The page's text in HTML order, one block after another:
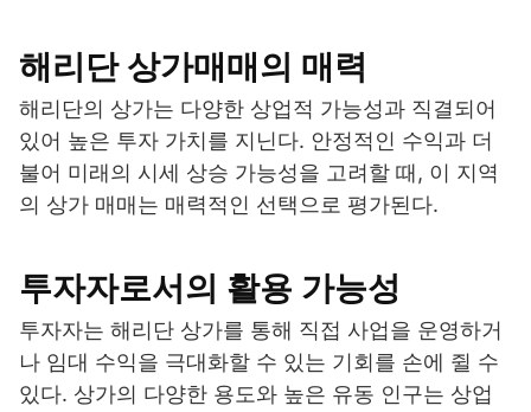
해리단 상가매매의 매력
해리단의 상가는 다양한 상업적 가능성과 직결되어
있어 높은 투자 가치를 지닌다. 안정적인 수익과 더
불어 미래의 시세 상승 가능성을 고려할 때, 이 지역
의 상가 매매는 매력적인 선택으로 평가된다.
투자자로서의 활용 가능성
투자자는 해리단 상가를 통해 직접 사업을 운영하거
나 임대 수익을 극대화할 수 있는 기회를 손에 쥘 수
있다. 상가의 다양한 용도와 높은 유동 인구는 상업